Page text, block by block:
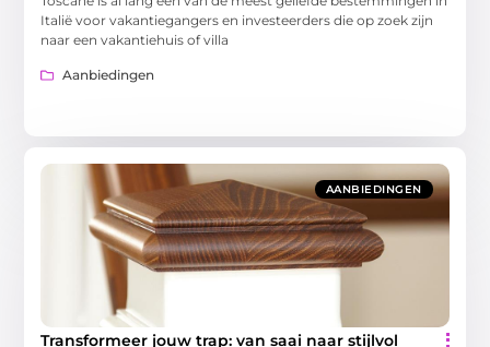
Italië voor vakantiegangers en investeerders die op zoek zijn
naar een vakantiehuis of villa
Aanbiedingen
AANBIEDINGEN
Transformeer jouw trap: van saai naar stijlvol